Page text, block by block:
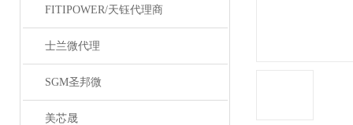
FITIPOWER/天钰代理商
士兰微代理
SGM圣邦微
美芯晟